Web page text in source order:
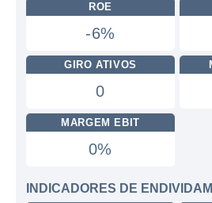
ROE
-6%
GIRO ATIVOS
0
MARGEM EBIT
0%
INDICADORES DE